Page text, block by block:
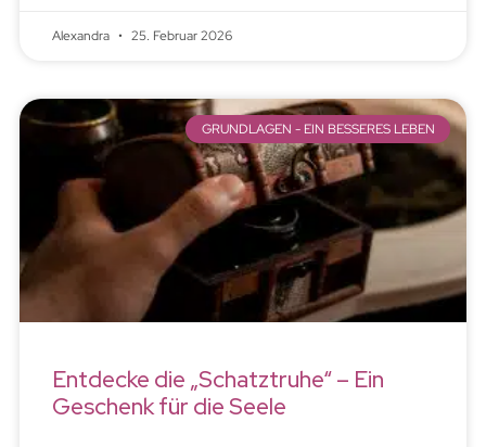
Alexandra 25. Februar 2026
GRUNDLAGEN - EIN BESSERES LEBEN
Entdecke die „Schatztruhe“ – Ein
Geschenk für die Seele